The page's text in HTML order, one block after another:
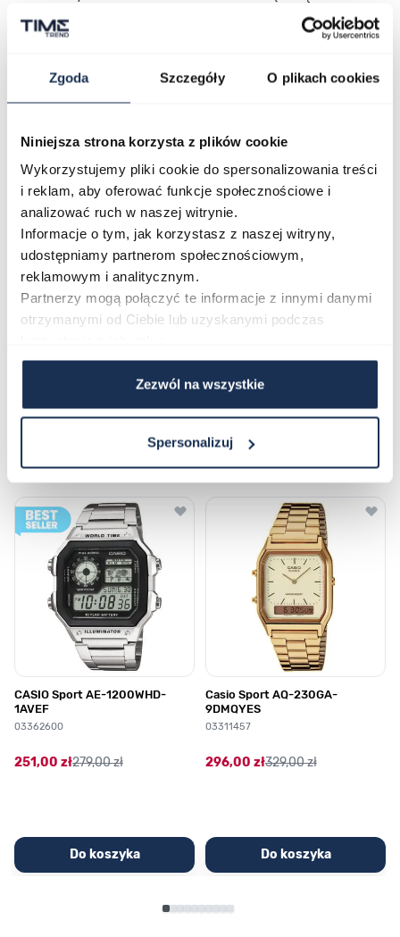
Zgoda Szczegóły O plikach cookies
Niniejsza strona korzysta z plików cookie
Wykorzystujemy pliki cookie do spersonalizowania treści
i reklam, aby oferować funkcje społecznościowe i
analizować ruch w naszej witrynie.
Informacje o tym, jak korzystasz z naszej witryny,
udostępniamy partnerom społecznościowym,
reklamowym i analitycznym.
Partnerzy mogą połączyć te informacje z innymi danymi
otrzymanymi od Ciebie lub uzyskanymi podczas
Zezwól na wszystkie
Spersonalizuj
względu na krótsze miesiące. Wodoszczelność klasy WR
100M pozwala na swobodne pływanie i nurkowanie bez
akwalungu.
O marce
Opinie
Zapytaj o produkt
Najczęściej kupowane
Poruszanie się po elementach karuzeli jest możliwe za pomocą
Naciśnij, aby pominąć karuzelę
Naciśnij, aby przejść do nawigacji karuzeli
CASIO Sport AE-1200WHD-
1AVEF
03362600
251,00 zł279,00 zł
Do koszyka
Casio Sport AQ-230GA-
9DMQYES
03311457
296,00 zł329,00 zł
Do koszyka